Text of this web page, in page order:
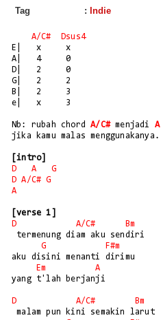
Tag
: Indie
A/C#
Dsus4
E|   x     x
A|   4     0
D|   2     0
G|   2     2
B|   2     3
e|   x     3
Nb: rubah chord A/C# menjadi A
jika kamu malas menggunakanya.
[intro]
D
A
G
D A/C# G
A
[verse 1]
D
A/C#
Bm
G
F#m
aku disini menanti dirimu
Em
A
yang t'lah berjanji
D A/C#
Bm
malam pun kini semakin larut